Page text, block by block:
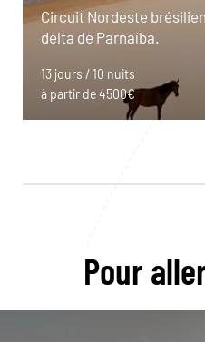
Circuit Nordeste
delta de Parnaíba.
13 jours / 10 nuits
à partir de 4500€
Pour